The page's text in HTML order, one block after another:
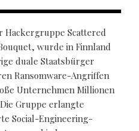
Hackergruppe Scattered
wurde in Finnland
duale Staatsbürger
Ransomware-Angriffen
Unternehmen Millionen
Gruppe erlangte
Social-Engineering-